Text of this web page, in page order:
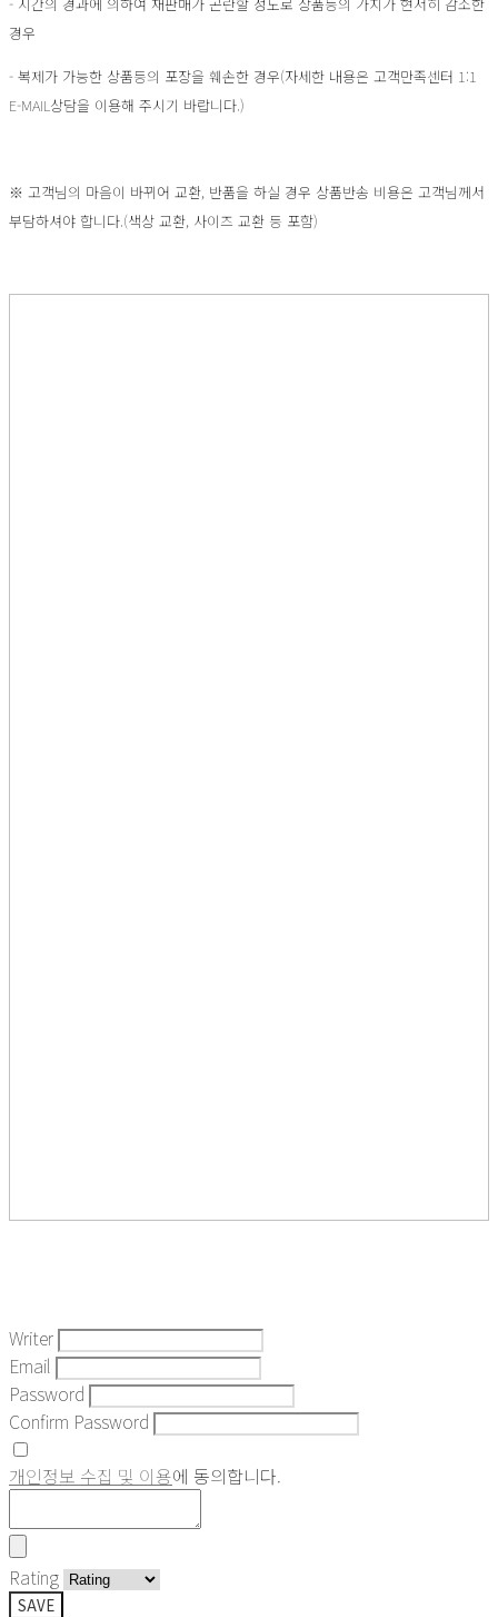
경우
- 복제가 가능한 상품등의 포장을 훼손한 경우(자세한 내용은 고객만족센터 1:1
E-MAIL상담을 이용해 주시기 바랍니다.)
※ 고객님의 마음이 바뀌어 교환, 반품을 하실 경우 상품반송 비용은 고객님께서
부담하셔야 합니다.(색상 교환, 사이즈 교환 등 포함)
Writer
Email
Password
Confirm Password
개인정보 수집 및 이용에 동의합니다.
Rating
SAVE